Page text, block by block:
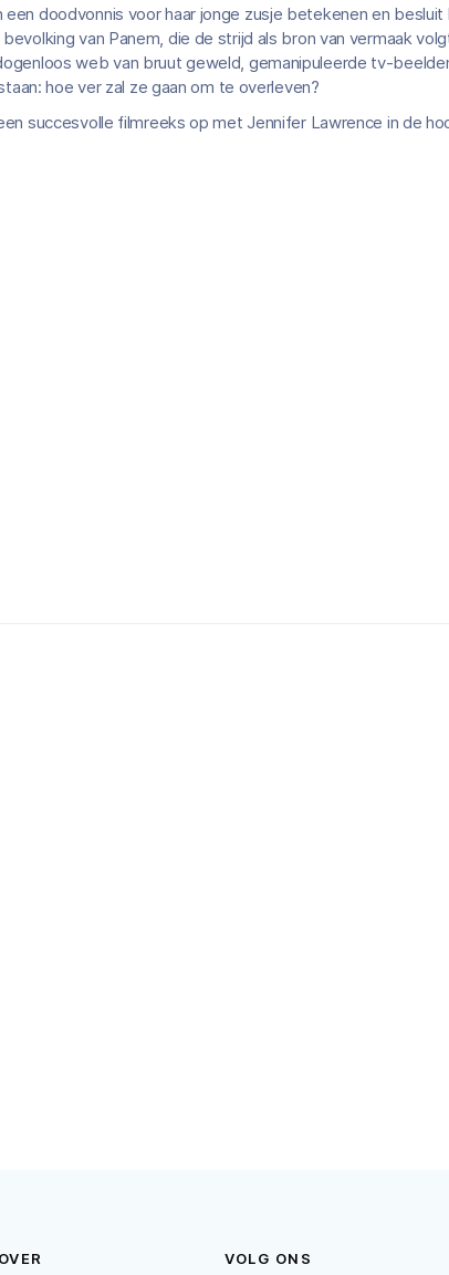
doodvonnis voor haar jonge zusje betekenen en besluit
van Panem, die de strijd als bron van vermaak
web van bruut geweld, gemanipuleerde tv-
hoe ver zal ze gaan om te overleven?
succesvolle filmreeks op met Jennifer Lawrence in de
OVER VOLG ONS